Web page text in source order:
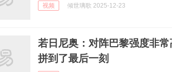
视频 倾世璃歌 2025-12-23
若日尼奥：对阵巴黎强度非
拼到了最后一刻